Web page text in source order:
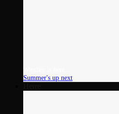
Summer's up next